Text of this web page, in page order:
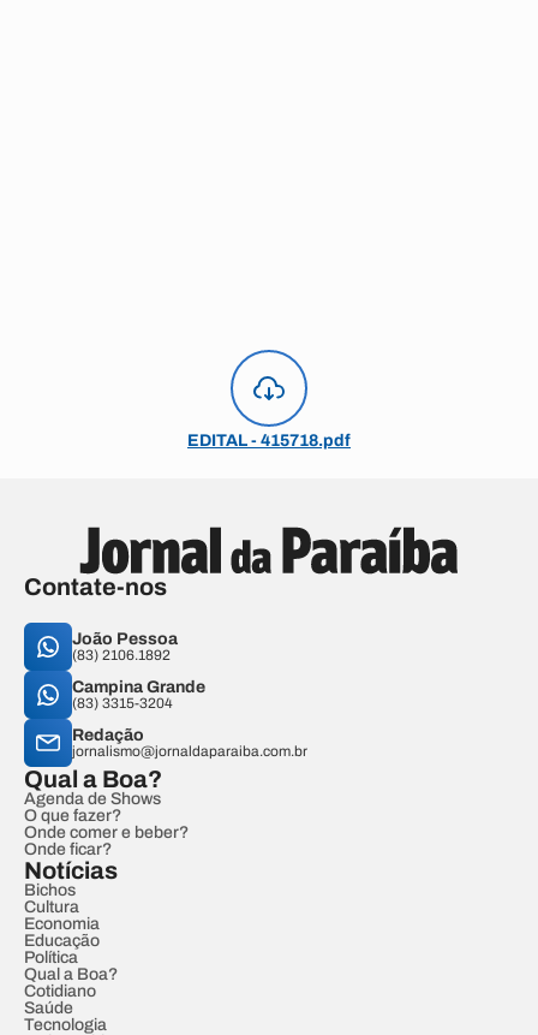
EDITAL - 415718.pdf
Contate-nos
João Pessoa
(83) 2106.1892
Campina Grande
(83) 3315-3204
Redação
jornalismo@jornaldaparaiba.com.br
Qual a Boa?
Agenda de Shows
O que fazer?
Onde comer e beber?
Onde ficar?
Notícias
Bichos
Cultura
Economia
Educação
Política
Qual a Boa?
Cotidiano
Saúde
Tecnologia